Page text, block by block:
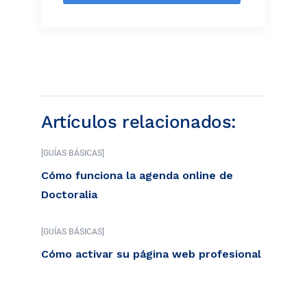
Artículos relacionados:
[GUÍAS BÁSICAS]
Cómo funciona la agenda online de
Doctoralia
[GUÍAS BÁSICAS]
Cómo activar su página web profesional